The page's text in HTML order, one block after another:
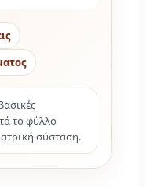
το φύλλο
σύσταση.